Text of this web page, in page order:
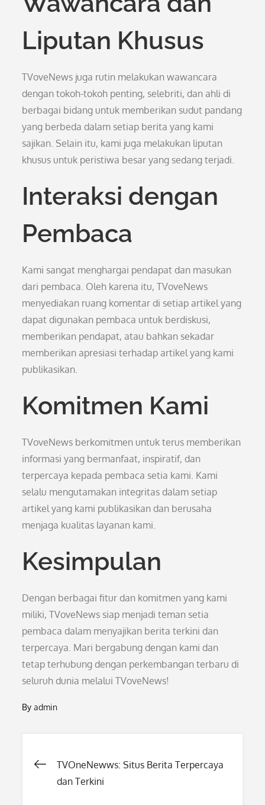
Liputan Khusus
TVoveNews juga rutin melakukan wawancara
dengan tokoh-tokoh penting, selebriti, dan ahli di
berbagai bidang untuk memberikan sudut pandang
yang berbeda dalam setiap berita yang kami
sajikan. Selain itu, kami juga melakukan liputan
khusus untuk peristiwa besar yang sedang terjadi.
Interaksi dengan
Pembaca
Kami sangat menghargai pendapat dan masukan
dari pembaca. Oleh karena itu, TVoveNews
menyediakan ruang komentar di setiap artikel yang
dapat digunakan pembaca untuk berdiskusi,
memberikan pendapat, atau bahkan sekadar
memberikan apresiasi terhadap artikel yang kami
publikasikan.
Komitmen Kami
TVoveNews berkomitmen untuk terus memberikan
informasi yang bermanfaat, inspiratif, dan
terpercaya kepada pembaca setia kami. Kami
selalu mengutamakan integritas dalam setiap
artikel yang kami publikasikan dan berusaha
menjaga kualitas layanan kami.
Kesimpulan
Dengan berbagai fitur dan komitmen yang kami
miliki, TVoveNews siap menjadi teman setia
pembaca dalam menyajikan berita terkini dan
terpercaya. Mari bergabung dengan kami dan
tetap terhubung dengan perkembangan terbaru di
seluruh dunia melalui TVoveNews!
Byadmin
Post
TVOneNewws: Situs Berita Terpercaya
dan Terkini